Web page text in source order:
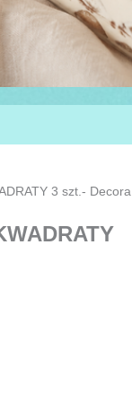
3 szt.- Decora